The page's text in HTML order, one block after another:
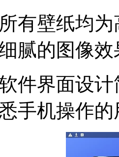
有壁纸均
腻的图像效
件界面设
手机操作